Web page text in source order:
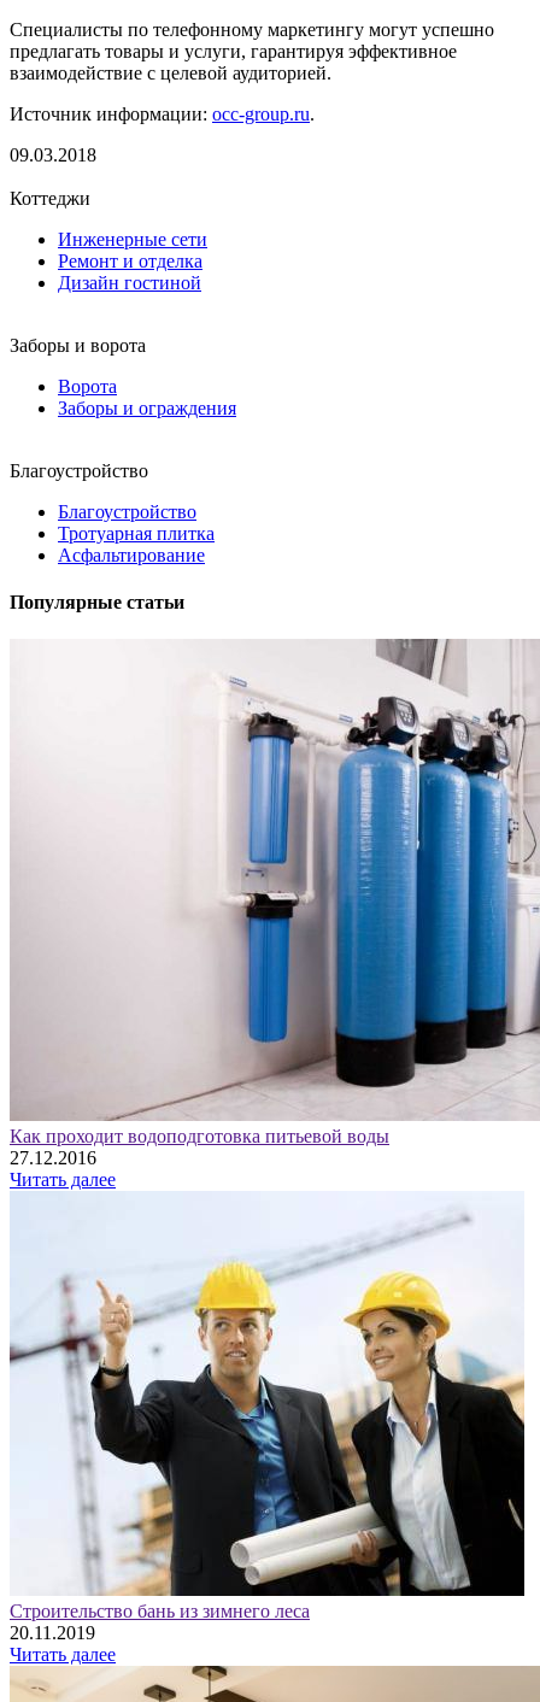
Специалисты по телефонному маркетингу могут успешно
предлагать товары и услуги, гарантируя эффективное
взаимодействие с целевой аудиторией.
Источник информации: occ-group.ru.
09.03.2018
Коттеджи
Инженерные сети
Ремонт и отделка
Дизайн гостиной
Заборы и ворота
Ворота
Заборы и ограждения
Благоустройство
Благоустройство
Тротуарная плитка
Асфальтирование
Популярные статьи
Как проходит водоподготовка питьевой воды
27.12.2016
Читать далее
Строительство бань из зимнего леса
20.11.2019
Читать далее